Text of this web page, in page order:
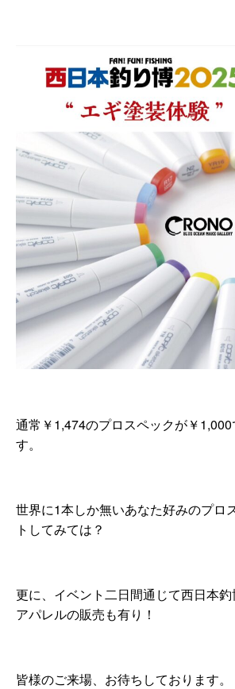
通常￥1,474のプロスペックが￥
す。
世界に1本しか無いあなた好みのプロ
トしてみては？
更に、イベント二日間通じて西日本
アパレルの販売も有り！
皆様のご来場、お待ちしております。